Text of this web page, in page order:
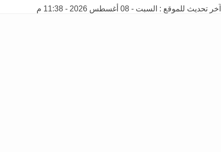
آخر تحديث للموقع : السبت - 08 أغسطس 2026 - 11:38 م